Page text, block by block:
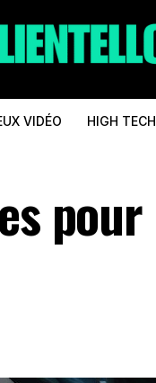
VIDÉO HIGH TECH